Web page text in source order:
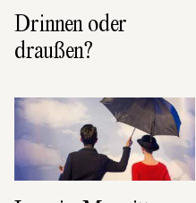
Drinnen oder
draußen?